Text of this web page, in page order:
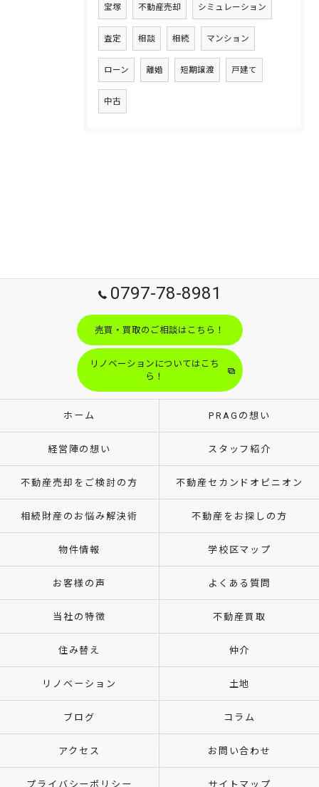
宝塚 不動産売却 シミュレーション
査定 相談 相続 マンション
ローン 離婚 短期譲渡 戸建て
中古
0797-78-8981
売買・買取のご相談はこちら！
リノベーションについてはこち
ら！
ホーム PRAGの想い
経営陣の想い スタッフ紹介
不動産売却をご検討の方 不動産セカンドオピニオン
相続財産のお悩み解決術 不動産をお探しの方
物件情報 学校区マップ
お客様の声 よくある質問
当社の特徴 不動産買取
住み替え 仲介
リノベーション 土地
ブログ コラム
アクセス お問い合わせ
プライバシーポリシー サイトマップ